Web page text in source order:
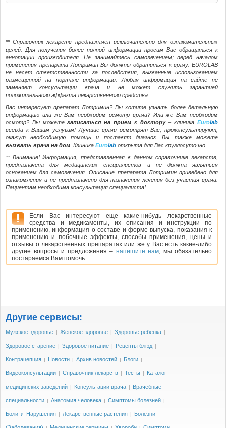
** Справочник лекарств предназначен исключительно для ознакомительных
целей. Для получения более полной информации просим Вас обращаться к
аннотации производителя. Не занимайтесь самолечением; перед началом
применения препарата Лотримин Вы должны обратиться к врачу. EUROLAB
не несет ответственности за последствия, вызванные использованием
размещенной на портале информации. Любая информация на сайте не
заменяет консультации врача и не может служить гарантией
положительного эффекта лекарственного средства.
Вас интересует препарат Лотримин? Вы хотите узнать более детальную
информацию или же Вам необходим осмотр врача? Или же Вам необходим
осмотр? Вы можетезаписаться на прием к доктору– клиникаEurolab
всегда к Вашим услугам! Лучшие врачи осмотрят Вас, проконсультируют,
окажут необходимую помощь и поставят диагноз. Вы также можете
вызвать врача на дом . Клиника Eurolab открыта для Вас круглосуточно.
** Внимание! Информация, представленная в данном справочнике лекарств,
предназначена для медицинских специалистов и не должна являться
основанием для самолечения. Описание препарата Лотримин приведено для
ознакомления и не предназначено для назначения лечения без участия врача.
Пациентам необходима консультация специалиста!
Если Вас интересуют еще какие-нибудь лекарственные
средства и медикаменты, их описания и инструкции по
применению, информация о составе и форме выпуска, показания к
применению и побочные эффекты, способы применения, цены и
отзывы о лекарственных препаратах или же у Вас есть какие-либо
другие вопросы и предложения – напишите нам, мы обязательно
постараемся Вам помочь.
Другие сервисы:
Мужское здоровье | Женское здоровье | Здоровье ребенка |
Здоровое старение | Здоровое питание | Рецепты блюд |
Контрацепция | Новости | Архив новостей | Блоги |
Видеоконсультации | Справочник лекарств | Тесты | Каталог
медицинских заведений | Консультации врача | Врачебные
специальности | Анатомия человека | Симптомы болезней |
Боли и Нарушения | Лекарственные растения | Болезни